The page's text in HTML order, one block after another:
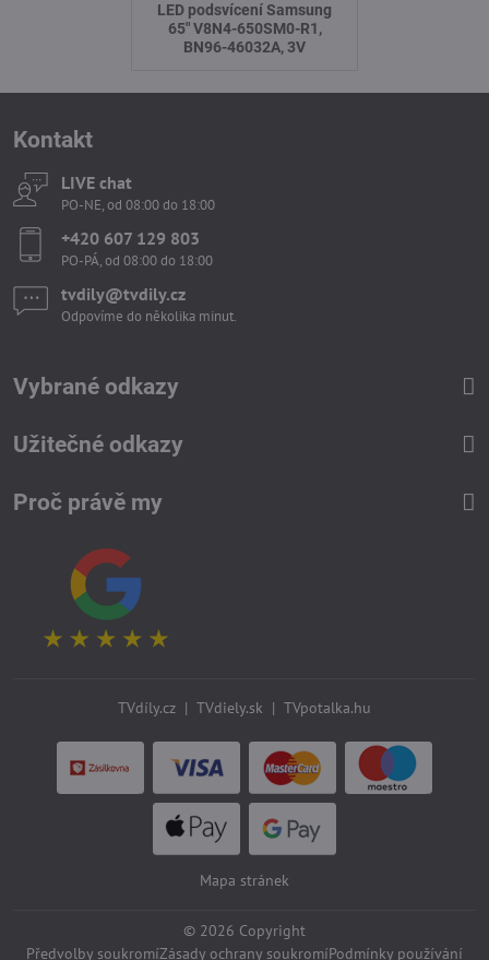
LED podsvícení Samsung
65" V8N4-650SM0-R1,
BN96-46032A, 3V
Kontakt
LIVE chat
PO-NE, od 08:00 do 18:00
+420 607 129 803
PO-PÁ, od 08:00 do 18:00
tvdily​@tvdily​.cz
Odpovíme do několika minut.
Vybrané odkazy
Užitečné odkazy
Proč právě my
TVdíly.cz | TVdiely.sk | TVpotalka.hu
Mapa stránek
© 2026 Copyright
Předvolby soukromíZásady ochrany soukromíPodmínky používání